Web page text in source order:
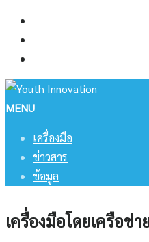
Skip
content
MENU
เครื่องมือ
ข่าวสาร
ข้อมูล
เครื่องมือโดยเครือข่า